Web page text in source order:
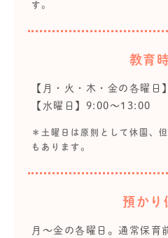
す。
教育
【月・火・木・金の各曜
【水曜日】9:00～13:00
＊土曜日は原則として休園、
もあります。
預かり
月～金の各曜日。通常保育